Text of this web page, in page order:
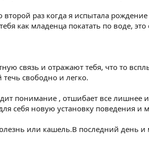
раз когда я испытала
как младенца покатать по воде, это
связь и отражают тебя, что то
свободно и легко.
понимание , отшибает все лишнее
себя новую установку поведения и
или кашель.В последний день и